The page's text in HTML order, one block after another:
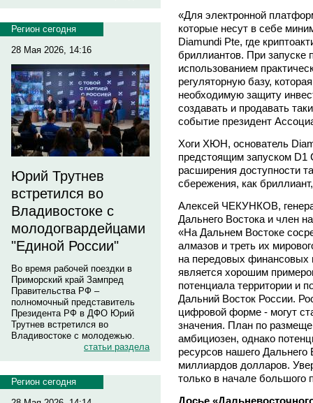
Регион сегодня
28 Мая 2026, 14:16
Юрий Трутнев
встретился во
Владивостоке с
молодогвардейцами
"Единой России"
Во время рабочей поездки в
Приморский край Зампред
Правительства РФ –
полномочный представитель
Президента РФ в ДФО Юрий
Трутнев встретился во
Владивостоке с молодежью.
статьи раздела
Регион сегодня
«Для электронной
которые несут в себе
Diamundi Pte, где
бриллиантов. При запуске
использованием
регуляторную базу,
необходимую защиту
создавать и продавать
событие президент
Хоги ХЮН, основатель
предстоящим запуском
расширения доступности
сбережения, как
Алексей ЧЕКУНКОВ,
Дальнего Востока и член
«На Дальнем Востоке
алмазов и треть их
на передовых финансовых
является хорошим
потенциала территории и
Дальний Восток России.
цифровой форме - могут
значения. План по
амбициозен, однако
ресурсов нашего Дальнего
миллиардов долларов.
только в начале большого
Досье